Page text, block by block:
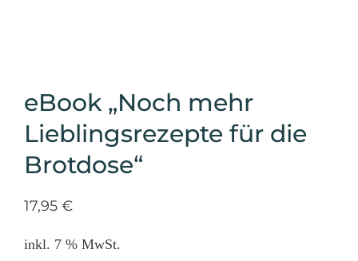
eBook „Noch mehr
Lieblingsrezepte für die
Brotdose“
17,95 €
inkl. 7 % MwSt.